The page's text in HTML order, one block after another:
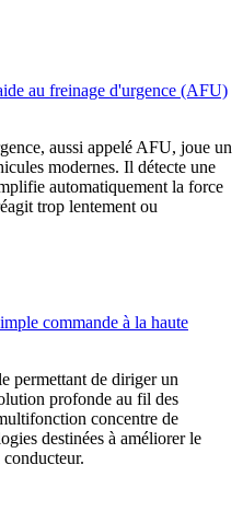
au freinage d'urgence (AFU)
aussi appelé AFU, joue un
modernes. Il détecte une
automatiquement la force
trop lentement ou
commande à la haute
permettant de diriger un
profonde au fil des
concentre de
destinées à améliorer le